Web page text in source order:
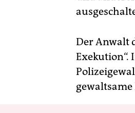
Der Anwalt
Exekution“.